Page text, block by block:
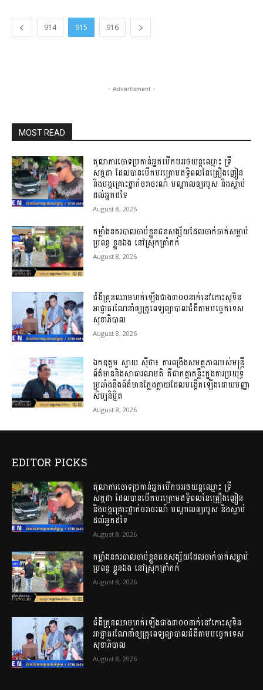
914 915 916
- Advertisment -
MOST READ
តុលាការចោទប្រកាន់អ្នកបើកបររថយន្តឈ្មោះ ទ្រី
សក្កដា ដែលបានបើកបរក្រោមឥទ្ធិពលនៃគ្រឿងញៀន
និងបង្កគ្រោះថ្នាក់ចរាចរណ៍ បណ្តាលឲ្យរបួស និងស្លាប់
ដល់អ្នកដទៃ
August 8, 2026
កម្លាំងនគរបាលចាប់ខ្លួនជនសង្ស័យដែលចាក់ចាក់សម្លាប់
ប្រពន្ធ ខ្លួនឯង នៅស្រុកត្រាំកក់
August 8, 2026
ជំងឺគ្រុនឈាមហក់ឡើងជាង៣០០នាក់នៅកោះសូទិន
អាជ្ញាធរណែនាំឲ្យគ្រូពេទ្យព្យាបាលជំងឺតាមបច្ចេកទេស
សុខាភិបាល
August 8, 2026
ឯកឧត្តម ស្វាយ ស៊ីថា៖ ការពង្រឹងសមត្ថភាពរបស់មន្ត្រី
ព័ត៌មាននិងសាធារណមតិ គឺជាកត្តាគន្លឹះក្នុងការប្រយុទ្ធ
ប្រឆាំងនឹងព័ត៌មានក្លែងក្លាយដែលបង្កើតឡើងដោយបញ្ញា
សិប្បនិម្មិត
August 8, 2026
EDITOR PICKS
តុលាការចោទប្រកាន់អ្នកបើកបររថយន្តឈ្មោះ ទ្រី
សក្កដា ដែលបានបើកបរក្រោមឥទ្ធិពលនៃគ្រឿងញៀន
និងបង្កគ្រោះថ្នាក់ចរាចរណ៍ បណ្តាលឲ្យរបួស និងស្លាប់
ដល់អ្នកដទៃ
August 8, 2026
កម្លាំងនគរបាលចាប់ខ្លួនជនសង្ស័យដែលចាក់ចាក់សម្លាប់
ប្រពន្ធ ខ្លួនឯង នៅស្រុកត្រាំកក់
August 8, 2026
ជំងឺគ្រុនឈាមហក់ឡើងជាង៣០០នាក់នៅកោះសូទិន
អាជ្ញាធរណែនាំឲ្យគ្រូពេទ្យព្យាបាលជំងឺតាមបច្ចេកទេស
សុខាភិបាល
August 8, 2026